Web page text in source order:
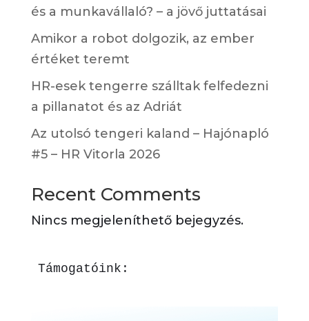
és a munkavállaló? – a jövő juttatásai
Amikor a robot dolgozik, az ember
értéket teremt
HR-esek tengerre szálltak felfedezni
a pillanatot és az Adriát
Az utolsó tengeri kaland – Hajónapló
#5 – HR Vitorla 2026
Recent Comments
Nincs megjeleníthető bejegyzés.
Támogatóink: